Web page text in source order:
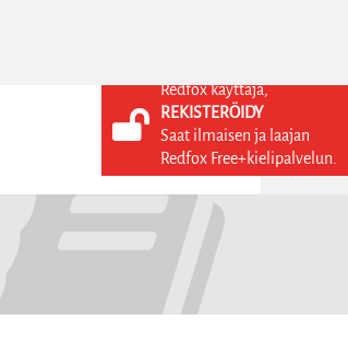
KIRJAUDU SISÄÄN
REKISTERÖIDY
Redfox käyttäjä,
REKISTERÖIDY
Saat ilmaisen ja laajan
Redfox Free+kielipalvelun.